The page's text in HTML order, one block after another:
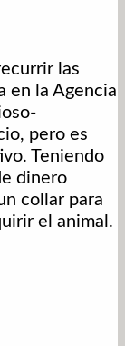
las
en la Agencia
pero es
Teniendo
dinero
collar para
el animal.